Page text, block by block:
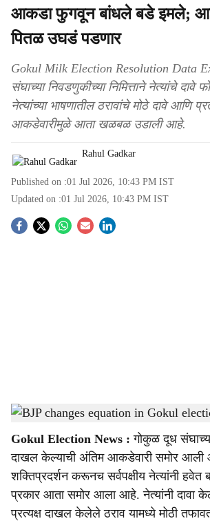
आकडा फुगवून बांधले बडे इमले;
पितळ उघडं पडणार
Gokul Milk Election Resolution Data
संघाच्या निवडणुकीच्या निमित्ताने नेत्यांचे
नेत्यांच्या भाषणातील ठरावांचे मोठे दावे आणि
आकडेवारीमुळे आता खळबळ उडाली आहे.
Rahul Gadkar
Published on :01 Jul 2026, 10:43 PM IST
Updated on :01 Jul 2026, 10:43 PM IST
S
a
r
e
Gokul -Sarkarnama
Gokul Election News : गोकुळ दूध संघाच्या
दाखल केल्याची अंतिम आकडेवारी समोर
शक्तिप्रदर्शन करूनच सर्वपक्षीय नेत्यांनी हवेत
प्रकार आता समोर आला आहे. नेत्यांनी दावा
प्रत्यक्ष दाखल केलेले ठराव यामध्ये मोठी